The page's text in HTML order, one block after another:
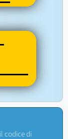
codice di